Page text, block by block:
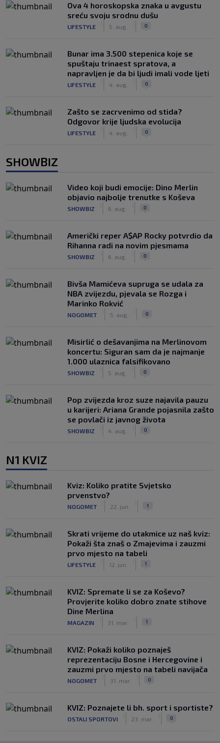
Ova 4 horoskopska znaka u avgustu
sreću svoju srodnu dušu
LIFESTYLE 5. aug. 0
Bunar imа 3.500 stepenica koje se
spuštaju trinaest spratova, a
napravljen je da bi ljudi imali vode ljeti
LIFESTYLE 4. aug. 0
Zašto se zacrvenimo od stida?
Odgovor krije ljudska evolucija
LIFESTYLE 4. aug. 0
SHOWBIZ
Video koji budi emocije: Dino Merlin
objavio najbolje trenutke s Koševa
SHOWBIZ 6. aug. 0
Američki reper A$AP Rocky potvrdio da
Rihanna radi na novim pjesmama
SHOWBIZ 6. aug. 0
Bivša Mamićeva supruga se udala za
NBA zvijezdu, pjevala se Rozga i
Marinko Rokvić
NOGOMET 5. aug. 0
Misirlić o dešavanjima na Merlinovom
koncertu: Siguran sam da je najmanje
1.000 ulaznica falsifikovano
SHOWBIZ 5. aug. 0
Pop zvijezda kroz suze najavila pauzu
u karijeri: Ariana Grande pojasnila zašto
se povlači iz javnog života
SHOWBIZ 4. aug. 0
N1 KVIZ
Kviz: Koliko pratite Svjetsko
prvenstvo?
NOGOMET 22. jun. 1
Skrati vrijeme do utakmice uz naš kviz:
Pokaži šta znaš o Zmajevima i zauzmi
prvo mjesto na tabeli
LIFESTYLE 12. jun. 1
KVIZ: Spremate li se za Koševo?
Provjerite koliko dobro znate stihove
Dine Merlina
MAGAZIN 31. mar. 1
KVIZ: Pokaži koliko poznaješ
reprezentaciju Bosne i Hercegovine i
zauzmi prvo mjesto na tabeli navijača
NOGOMET 31. mar. 0
KVIZ: Poznajete li bh. sport i sportiste?
OSTALI SPORTOVI 23. mar. 0